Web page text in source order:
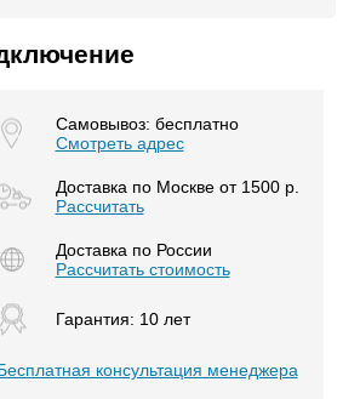
Самовывоз: бесплатно
Смотреть адрес
Доставка по Москве от 1500 р.
Расcчитать
Доставка по России
Рассчитать стоимость
Гарантия: 10 лет
консультация менеджера